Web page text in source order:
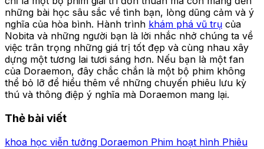
những bài học sâu sắc về tình bạn, lòng dũng cảm và ý
nghĩa của hòa bình. Hành trình khám phá vũ trụ của
Nobita và những người bạn là lời nhắc nhở chúng ta về
việc trân trọng những giá trị tốt đẹp và cùng nhau xây
dựng một tương lai tươi sáng hơn. Nếu bạn là một fan
của Doraemon, đây chắc chắn là một bộ phim không
thể bỏ lỡ để hiểu thêm về những chuyến phiêu lưu kỳ
thú và thông điệp ý nghĩa mà Doraemon mang lại.
Thẻ bài viết
khoa học viễn tưởng Doraemon Phim hoạt hình Phiêu